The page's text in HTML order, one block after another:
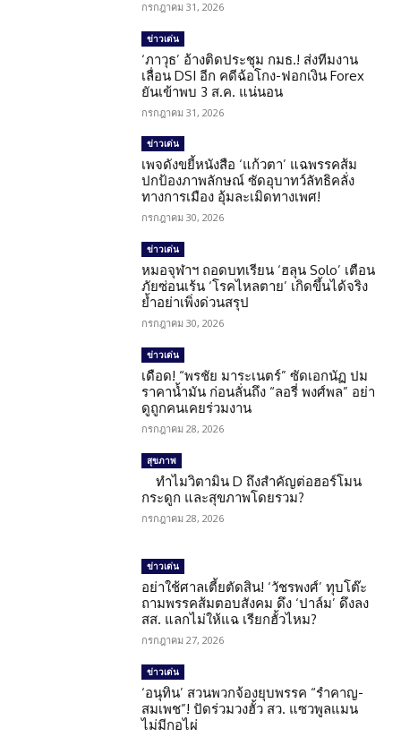
กรกฎาคม 31, 2026
ข่าวเด่น
‘ภาวุธ’ อ้างติดประชุม กมธ.! ส่งทีมงาน
เลื่อน DSI อีก คดีฉ้อโกง-ฟอกเงิน Forex
ยันเข้าพบ 3 ส.ค. แน่นอน
กรกฎาคม 31, 2026
ข่าวเด่น
เพจดังขยี้หนังสือ ‘แก้วตา’ แฉพรรคส้ม
ปกป้องภาพลักษณ์ ซัดอุบาทว์ลัทธิคลั่ง
ทางการเมือง อุ้มละเมิดทางเพศ!
กรกฎาคม 30, 2026
ข่าวเด่น
หมอจุฬาฯ ถอดบทเรียน ‘ฮลุน Solo’ เตือน
ภัยซ่อนเร้น ‘โรคไหลตาย’ เกิดขึ้นได้จริง
ย้ำอย่าเพิ่งด่วนสรุป
กรกฎาคม 30, 2026
ข่าวเด่น
เดือด! “พรชัย มาระเนตร์” ซัดเอกนัฏ ปม
ราคาน้ำมัน ก่อนลั่นถึง “ลอรี่ พงศ์พล” อย่า
ดูถูกคนเคยร่วมงาน
กรกฎาคม 28, 2026
สุขภาพ
ทำไมวิตามิน D ถึงสำคัญต่อฮอร์โมน
กระดูก และสุขภาพโดยรวม?
กรกฎาคม 28, 2026
ข่าวเด่น
อย่าใช้ศาลเตี้ยตัดสิน! ‘วัชรพงศ์’ ทุบโต๊ะ
ถามพรรคส้มตอบสังคม ดึง ‘ปาล์ม’ ดึงลง
สส. แลกไม่ให้แฉ เรียกฮั้วไหม?
กรกฎาคม 27, 2026
ข่าวเด่น
‘อนุทิน’ สวนพวกจ้องยุบพรรค “รำคาญ-
สมเพช”! ปัดร่วมวงฮั้ว สว. แซวพูลแมน
ไม่มีกอไผ่